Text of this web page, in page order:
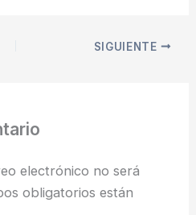
SIGUIENTE
electrónico no será
obligatorios están